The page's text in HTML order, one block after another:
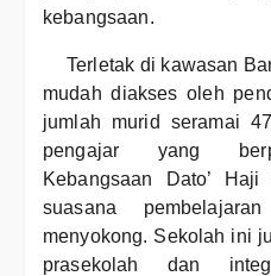
kebangsaan.
Terletak di kawasan
mudah diakses oleh
jumlah murid seramai
pengajar yang
Kebangsaan Dato’
suasana
menyokong. Sekolah ini
prasekolah dan